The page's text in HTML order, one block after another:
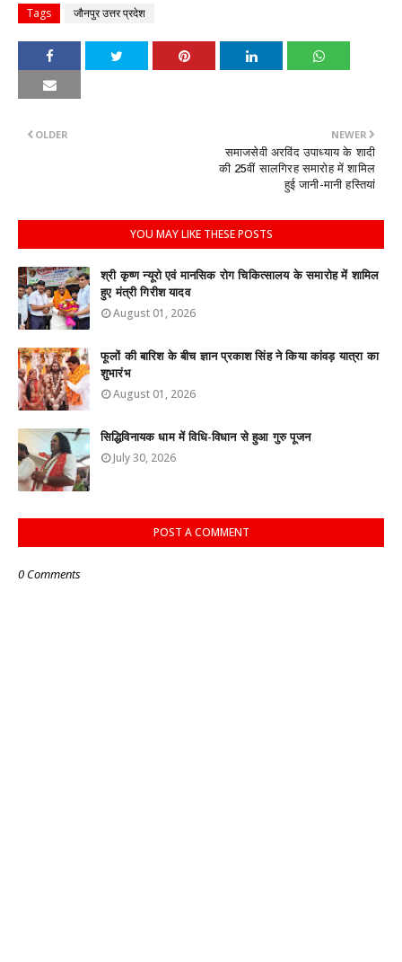
Tags जौनपुर उत्तर प्रदेश
NEWER
समाजसेवी अरविंद उपाध्याय के शादी
की 25वीं सालगिरह समारोह में शामिल
हुई जानी-मानी हस्तियां
OLDER
YOU MAY LIKE THESE POSTS
श्री कृष्ण न्यूरो एवं मानसिक रोग चिकित्सालय के समारोह में शामिल
हुए मंत्री गिरीश यादव
August 01, 2026
फूलों की बारिश के बीच ज्ञान प्रकाश सिंह ने किया कांवड़ यात्रा का
शुभारंभ
August 01, 2026
सिद्धिविनायक धाम में विधि-विधान से हुआ गुरु पूजन
July 30, 2026
POST A COMMENT
0 Comments